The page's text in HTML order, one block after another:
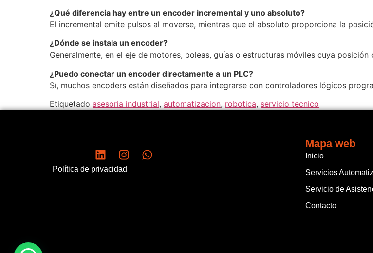
¿Qué diferencia hay entre un encoder incremental y uno absoluto?
El incremental emite pulsos al moverse, mientras que el absoluto proporciona la
¿Dónde se instala un encoder?
Generalmente, en el eje de motores, poleas, guías o estructuras móviles cuya posición
¿Puedo conectar un encoder directamente a un PLC?
Sí, muchos encoders están diseñados para integrarse con controladores lógicos
Etiquetado asesoria industrial, automatizacion, robotica, servicio tecnico
Política de privacidad
Mapa web
Inicio
Servicios
Servicio de
Contacto